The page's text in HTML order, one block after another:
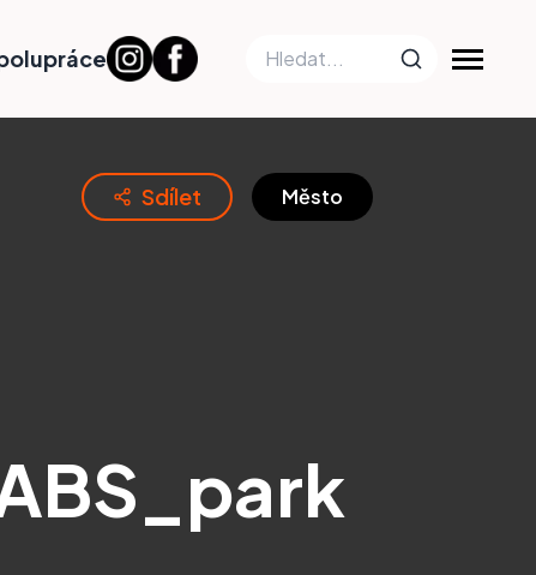
Sdílet Město